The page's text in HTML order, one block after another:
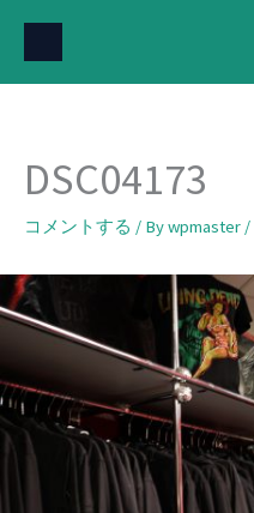
を
DSC04173
コメントする / Bywpmaster /